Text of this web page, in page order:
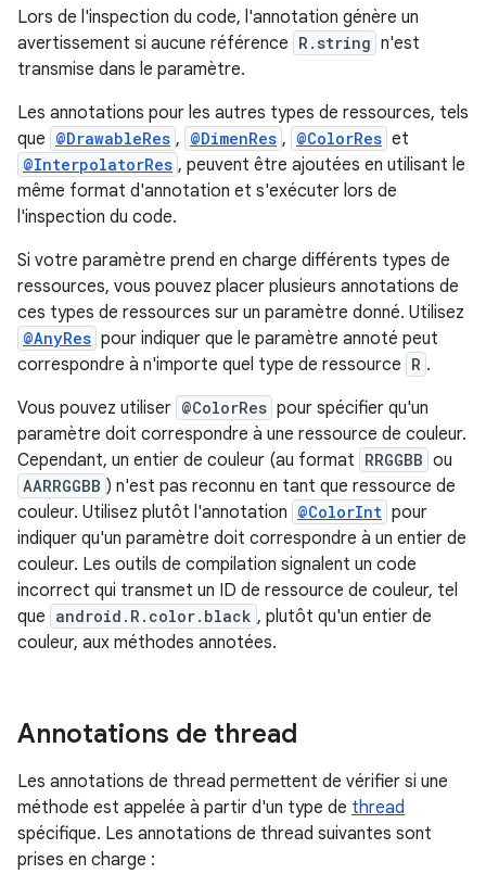
Lors de l'inspection du code, l'annotation génère un
avertissement si aucune référence R.string n'est
transmise dans le paramètre.
Les annotations pour les autres types de ressources, tels
que @DrawableRes , @DimenRes , @ColorRes et
@InterpolatorRes , peuvent être ajoutées en utilisant le
même format d'annotation et s'exécuter lors de
l'inspection du code.
Si votre paramètre prend en charge différents types de
ressources, vous pouvez placer plusieurs annotations de
ces types de ressources sur un paramètre donné. Utilisez
@AnyRes pour indiquer que le paramètre annoté peut
correspondre à n'importe quel type de ressource R .
Vous pouvez utiliser @ColorRes pour spécifier qu'un
paramètre doit correspondre à une ressource de couleur.
Cependant, un entier de couleur (au format RRGGBB ou
AARRGGBB ) n'est pas reconnu en tant que ressource de
couleur. Utilisez plutôt l'annotation @ColorInt pour
indiquer qu'un paramètre doit correspondre à un entier de
couleur. Les outils de compilation signalent un code
incorrect qui transmet un ID de ressource de couleur, tel
que android.R.color.black , plutôt qu'un entier de
couleur, aux méthodes annotées.
Annotations de thread
Les annotations de thread permettent de vérifier si une
méthode est appelée à partir d'un type de thread
spécifique. Les annotations de thread suivantes sont
prises en charge :